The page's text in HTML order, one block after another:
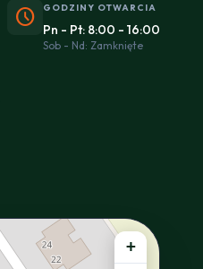
schedule GODZINY OTWARCIA
Pn - Pt: 8:00 - 16:00
Sob - Nd: Zamknięte
+